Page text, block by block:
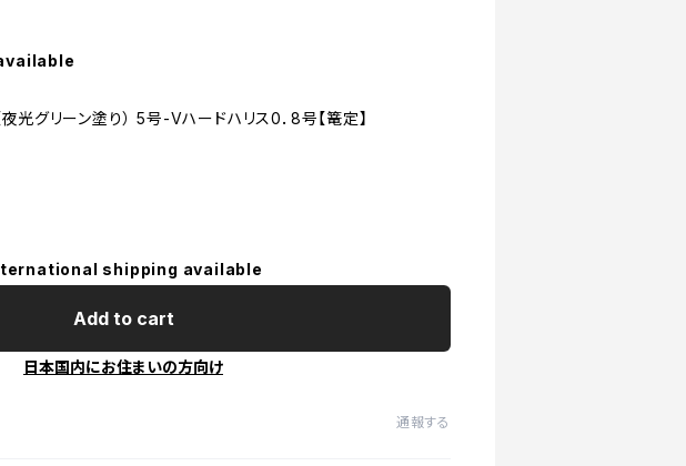
光グリーン塗り） 5号-Vハードハリス0．8号【篭定】
shipping available
Add to cart
日本国内にお住まいの方向け
通報する